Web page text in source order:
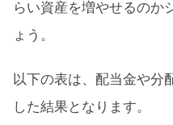
らい資産を増やせるのか
ょう。
以下の表は、配当金や分
した結果となります。